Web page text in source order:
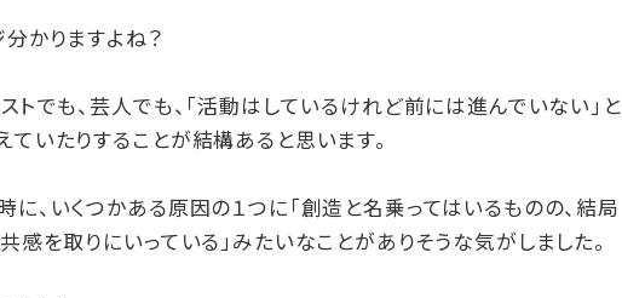
かりますよね？
トでも、芸人でも、「活動はしているけれど前には進んでいない」と
ていたりすることが結構あると思います。
に、いくつかある原因の１つに「創造と名乗ってはいるものの、結局
感を取りにいっている」みたいなことがありそうな気がしました。